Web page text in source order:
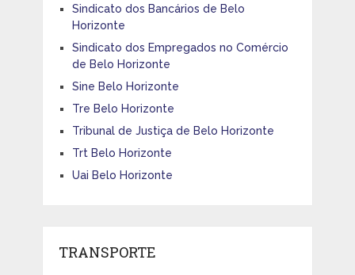
Sindicato dos Bancários de Belo
Horizonte
Sindicato dos Empregados no Comércio
de Belo Horizonte
Sine Belo Horizonte
Tre Belo Horizonte
Tribunal de Justiça de Belo Horizonte
Trt Belo Horizonte
Uai Belo Horizonte
TRANSPORTE